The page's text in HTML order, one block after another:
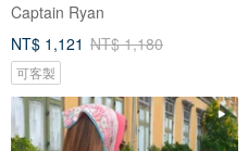
Captain Ryan
NT$ 1,121 NT$ 1,180
可客製